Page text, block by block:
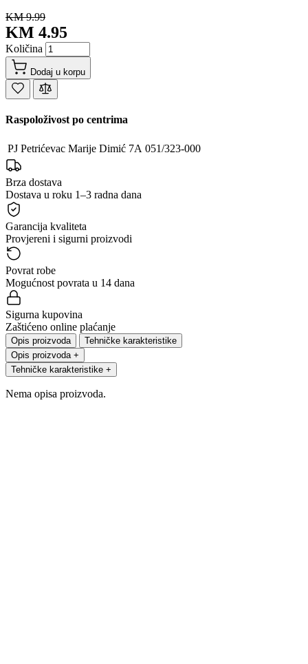
KM 9.99
KM 4.95
Količina
Dodaj u korpu
Raspoloživost po centrima
PJ Petrićevac Marije Dimić 7A 051/323-000
Brza dostava
Dostava u roku 1–3 radna dana
Garancija kvaliteta
Provjereni i sigurni proizvodi
Povrat robe
Mogućnost povrata u 14 dana
Sigurna kupovina
Zaštićeno online plaćanje
Opis proizvoda
Tehničke karakteristike
Opis proizvoda +
Tehničke karakteristike +
Nema opisa proizvoda.